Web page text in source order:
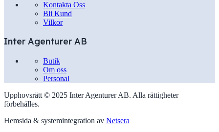
Kontakta Oss
Bli Kund
Vilkor
Inter Agenturer AB
Butik
Om oss
Personal
Upphovsrätt © 2025 Inter Agenturer AB. Alla rättigheter
förbehålles.
Hemsida & systemintegration av Netsera